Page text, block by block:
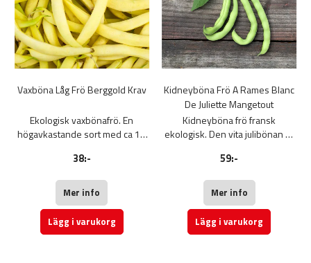
Vaxböna Låg Frö Berggold Krav
Ekologisk vaxbönafrö. En
högavkastande sort med ca 13
stuvas. För att bäst bibehålla
ångas. Utmärkt för infrysning.
Odling: Så direkt på växtplatsen
i maj-juni då jordtemperaturen
överstiger 12 grader. Mylla fröet
38:-
Mer info
Lägg i varukorg
Kidneyböna Frö A Rames Blanc
De Juliette Mangetout
Kidneyböna frö fransk
ekologisk. Den vita julibönan är
produktiva kedjebönan, både
skalade (torra).
Den vita kidneybönan
producerar baljor som är 13 till
15 cm långa, mörkgröna till
59:-
Mer info
Lägg i varukorg